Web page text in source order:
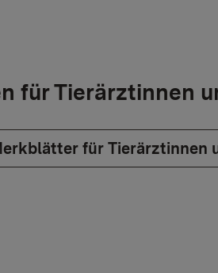
für Tierärztinnen
für Tierärztinnen